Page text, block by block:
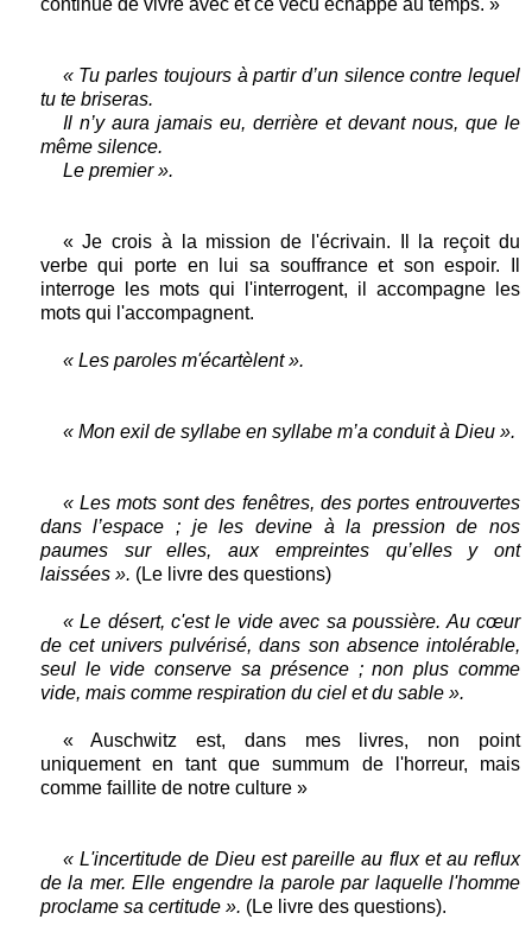
« Tu parles toujours à partir d’un silence contre lequel
tu te briseras.
Il n’y aura jamais eu, derrière et devant nous, que le
même silence.
Le premier ».
« Je crois à la mission de l'écrivain. Il la reçoit du
verbe qui porte en lui sa souffrance et son espoir. Il
interroge les mots qui l'interrogent, il accompagne les
mots qui l'accompagnent.
« Les paroles m'écartèlent ».
« Mon exil de syllabe en syllabe m’a conduit à Dieu ».
« Les mots sont des fenêtres, des portes entrouvertes
dans l’espace ; je les devine à la pression de nos
paumes sur elles, aux empreintes qu’elles y ont
laissées ». (Le livre des questions)
« Le désert, c'est le vide avec sa poussière. Au cœur
de cet univers pulvérisé, dans son absence intolérable,
seul le vide conserve sa présence ; non plus comme
vide, mais comme respiration du ciel et du sable ».
« Auschwitz est, dans mes livres, non point
uniquement en tant que summum de l'horreur, mais
comme faillite de notre culture »
« L'incertitude de Dieu est pareille au flux et au reflux
de la mer. Elle engendre la parole par laquelle l'homme
proclame sa certitude ». (Le livre des questions).